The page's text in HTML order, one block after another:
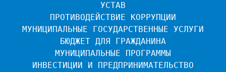
УСТАВ
ПРОТИВОДЕЙСТВИЕ КОРРУПЦИИ
МУНИЦИПАЛЬНЫЕ ГОСУДАРСТВЕННЫЕ УСЛУГИ
БЮДЖЕТ ДЛЯ ГРАЖДАНИНА
МУНИЦИПАЛЬНЫЕ ПРОГРАММЫ
ИНВЕСТИЦИИ И ПРЕДПРИНИМАТЕЛЬСТВО